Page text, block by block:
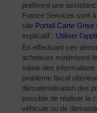
préfèrent une
France Services sont
site Portail Carte Grise
explicatif : Utiliser
En effectuant ces
acheteurs minimisent
saisie des
problème fiscal
dématérialisation des
possible de réaliser la
véhicule ou de